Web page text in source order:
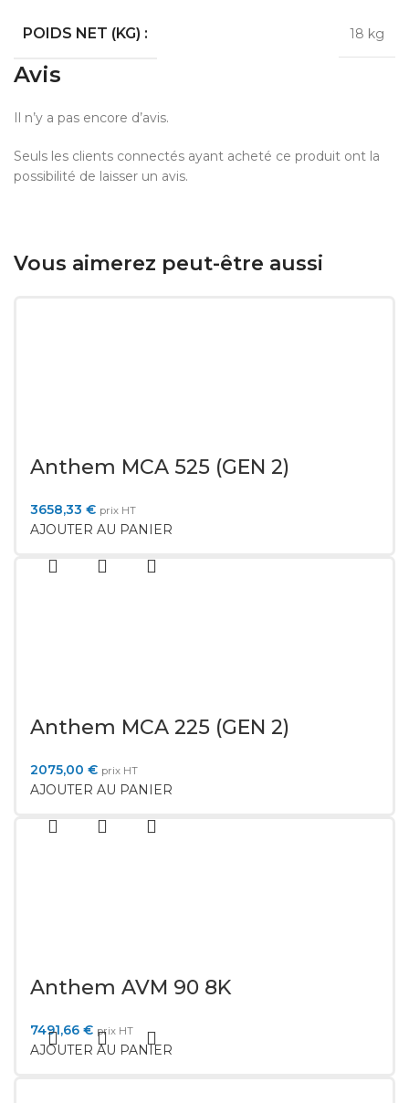
POIDS NET (KG) : 18 kg
Avis
Il n’y a pas encore d’avis.
Seuls les clients connectés ayant acheté ce produit ont la
possibilité de laisser un avis.
Vous aimerez peut-être aussi
Anthem MCA 525 (GEN 2)
3658,33 € prix HT
AJOUTER AU PANIER
Anthem MCA 225 (GEN 2)
2075,00 € prix HT
AJOUTER AU PANIER
Anthem AVM 90 8K
7491,66 € prix HT
AJOUTER AU PANIER